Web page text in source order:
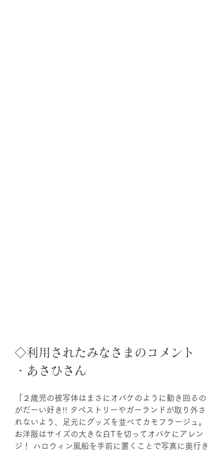
◇利用されたみなさまのコメント
・あさひさん
「２歳児の被写体はまさにオバケのように動き回るの
がだーい好き!! タペストリーやガーランドが取り外さ
れないよう、足元にグッズを並べてカモフラージュ。
お洋服はサイズの大きな白Tを切ってオバケにアレン
ジ！ ハロウィン風船を手前に置くことで写真に奥行き